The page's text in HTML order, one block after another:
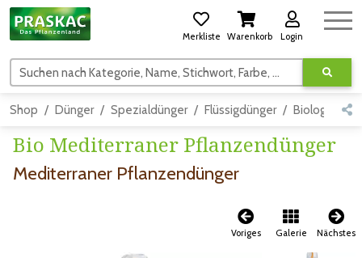
Merkliste Warenkorb Login
Suchen nach Kategorie, Name, Stichwort, Farbe, usw.
Shop Dünger Spezialdünger Flüssigdünger Biologisch
Bio Mediterraner Pflanzendünger
Mediterraner Pflanzendünger
Voriges Galerie Nächstes